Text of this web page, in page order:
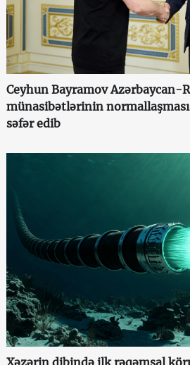
Ceyhun Bayramov Azərbaycan-
münasibətlərinin
səfər edib
Xəzərin dibində ilk rəqəmsal